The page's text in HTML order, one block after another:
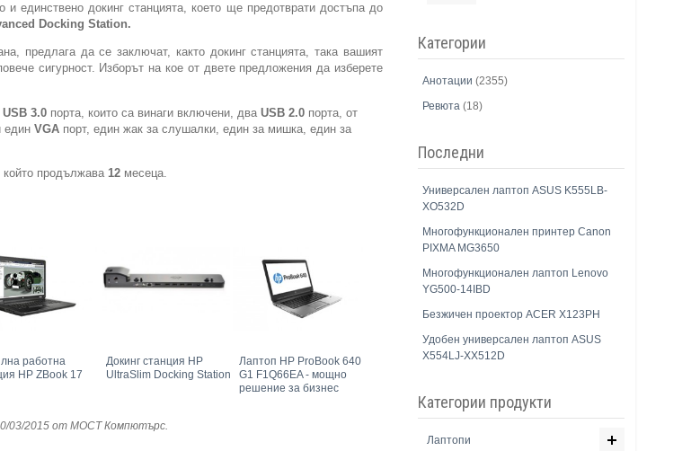
единствено докинг станцията, което ще предотврати достъпа до
Docking Station.
предлага да се заключат, както докинг станцията, така вашият
сигурност. Изборът на кое от двете предложения да изберете
USB 3.0 порта, които са винаги включени, два USB 2.0 порта, от
един VGA порт, един жак за слушалки, един за мишка, един за
който продължава 12 месеца.
работна
HP ZBook 17
Докинг станция HP
UltraSlim Docking Station
Лаптоп HP ProBook 640
G1 F1Q66EA - мощно
решение за бизнес
03/2015 от МОСТ Компютърс
Категории
Анотации (2355)
Ревюта (18)
Последни
Универсален лаптоп ASUS K555LB-
XO532D
Многофункционален принтер Canon
PIXMA MG3650
Многофункционален лаптоп Lenovo
YG500-14IBD
Безжичен проектор ACER X123PH
Удобен универсален лаптоп ASUS
X554LJ-XX512D
Категории продукти
Лаптопи